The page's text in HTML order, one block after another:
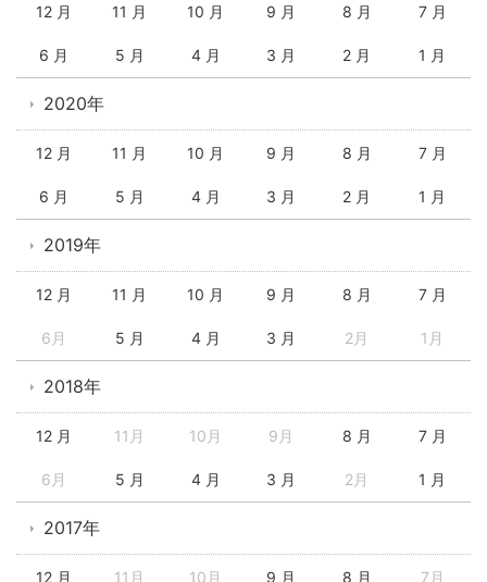
12 月 11 月 10 月 9 月 8 月 7 月
6 月 5 月 4 月 3 月 2 月 1 月
2020年
12 月 11 月 10 月 9 月 8 月 7 月
6 月 5 月 4 月 3 月 2 月 1 月
2019年
12 月 11 月 10 月 9 月 8 月 7 月
6月 5 月 4 月 3 月 2月 1月
2018年
12 月 11月 10月 9月 8 月 7 月
6月 5 月 4 月 3 月 2月 1 月
2017年
12 月 11月 10月 9 月 8 月 7月